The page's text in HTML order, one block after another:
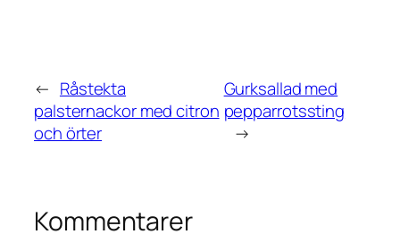
← Råstekta
palsternackor med citron
och örter
Gurksallad med
pepparrotssting
→
Kommentarer